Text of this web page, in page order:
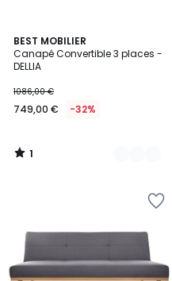
BEST MOBILIER
Canapé Convertible 3 places -
DELLIA
1086,00 €
749,00 € -32%
1
/
5
10
Couleurs
1
/